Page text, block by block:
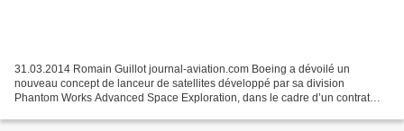
31.03.2014 Romain Guillot journal-aviation.com Boeing a dévoilé un
nouveau concept de lanceur de satellites développé par sa division
Phantom Works Advanced Space Exploration, dans le cadre d’un contrat